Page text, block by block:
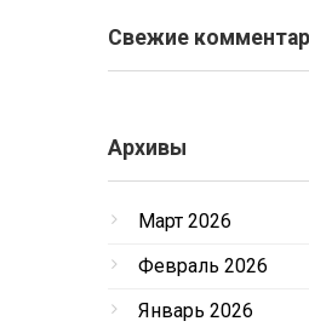
Свежие
Архивы
Март 2026
Февраль 2026
Январь 2026